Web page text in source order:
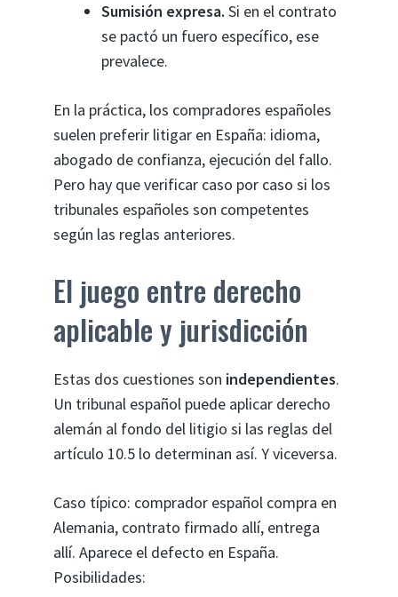
Sumisión expresa. Si en el contrato
se pactó un fuero específico, ese
prevalece.
En la práctica, los compradores españoles
suelen preferir litigar en España: idioma,
abogado de confianza, ejecución del fallo.
Pero hay que verificar caso por caso si los
tribunales españoles son competentes
según las reglas anteriores.
El juego entre derecho
aplicable y jurisdicción
Estas dos cuestiones son independientes.
Un tribunal español puede aplicar derecho
alemán al fondo del litigio si las reglas del
artículo 10.5 lo determinan así. Y viceversa.
Caso típico: comprador español compra en
Alemania, contrato firmado allí, entrega
allí. Aparece el defecto en España.
Posibilidades: